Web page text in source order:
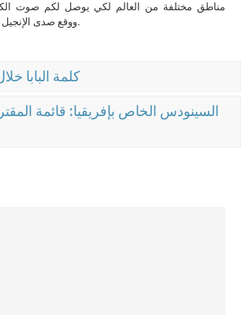
مناطق مختلفة من العالم لكي يوصل لكم صوت
ووقع صدى الإنجيل الحي.
كلمة البابا